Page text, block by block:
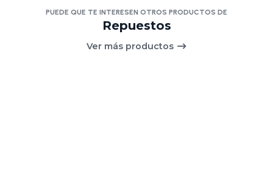
PUEDE QUE TE INTERESEN OTROS PRODUCTOS DE
Repuestos
Ver más productos